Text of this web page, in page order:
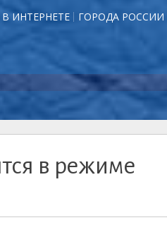
ИНТЕРНЕТЕ ГОРОДА РОССИИ
в режиме